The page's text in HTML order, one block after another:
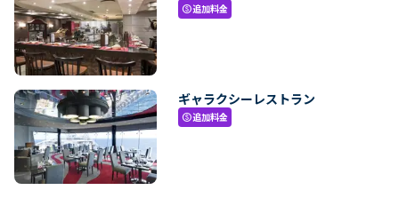
paid追加料金
ギャラクシーレストラン
paid追加料金